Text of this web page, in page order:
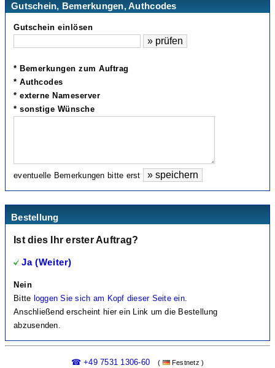
Gutschein, Bemerkungen, Authcodes
Gutschein einlösen
* Bemerkungen zum Auftrag
* Authcodes
* externe Nameserver
* sonstige Wünsche
eventuelle Bemerkungen bitte erst
Bestellung
Ist dies Ihr erster Auftrag?
Ja (Weiter)
Nein
Bitte loggen Sie sich am Kopf dieser Seite ein.
Anschließend erscheint hier ein Link um die Bestellung
abzusenden.
☎ +49 7531 1306-60 ( Festnetz )